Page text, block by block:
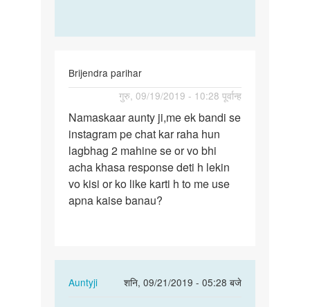
Brijendra parihar
गुरु, 09/19/2019 - 10:28 पूर्वान्ह
aunty
ji,me
ek…
Namaskaar aunty ji,me ek bandi se
instagram pe chat kar raha hun
lagbhag 2 mahine se or vo bhi
acha khasa response deti h lekin
vo kisi or ko like karti h to me use
apna kaise banau?
Auntyji
शनि, 09/21/2019 - 05:28 बजे
In